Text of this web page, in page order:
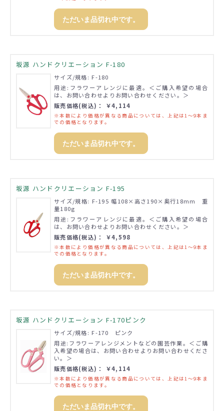
ただいま品切れ中です。
坂源 ハンドクリエーション F-180
サイズ/規格: F-180
用途:フラワーアレンジに最適。＜ご購入希望の場合
は、お問い合わせよりお問い合わせください。＞
販売価格(税込)： ￥4,114
※本数により価格が異なる商品については、上記は1～9本ま
での価格となります。
ただいま品切れ中です。
坂源 ハンドクリエーション F-195
サイズ/規格: F-195 幅108×高さ190×奥行18mm 重
量180g
用途:フラワーアレンジに最適。＜ご購入希望の場合
は、お問い合わせよりお問い合わせください。＞
販売価格(税込)： ￥4,598
※本数により価格が異なる商品については、上記は1～9本ま
での価格となります。
ただいま品切れ中です。
坂源 ハンドクリエーション F-170ピンク
サイズ/規格: F-170 ピンク
用途:フラワーアレンジメントなどの園芸作業。＜ご購
入希望の場合は、お問い合わせよりお問い合わせくださ
い。＞
販売価格(税込)： ￥4,114
※本数により価格が異なる商品については、上記は1～9本ま
での価格となります。
ただいま品切れ中です。